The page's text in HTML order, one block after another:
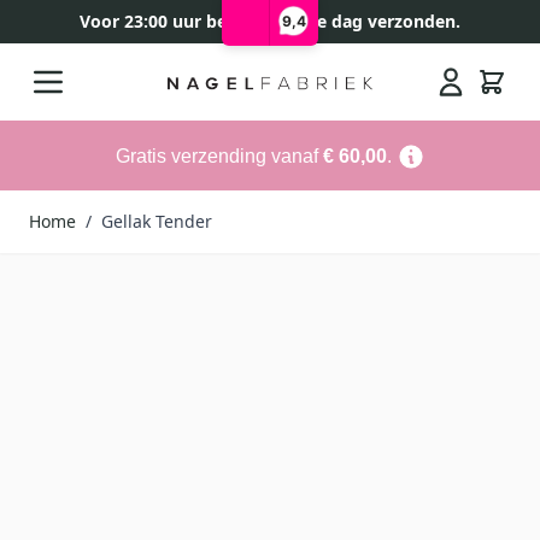
9,4
Voor 23:00 uur besteld, zelfde dag verzonden.
Gratis verzending vanaf€ 60,00.
Home / Gellak Tender